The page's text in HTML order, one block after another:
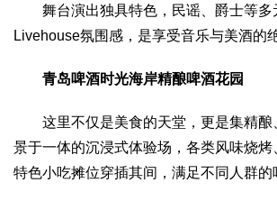
舞台演出独具特色，民谣、爵士等多
Livehouse氛围感，是享受音乐与美酒的
青岛啤酒时光海岸精酿啤酒花园
这里不仅是美食的天堂，更是集精酿
景于一体的沉浸式体验场，各类风味烧烤
特色小吃摊位穿插其间，满足不同人群的